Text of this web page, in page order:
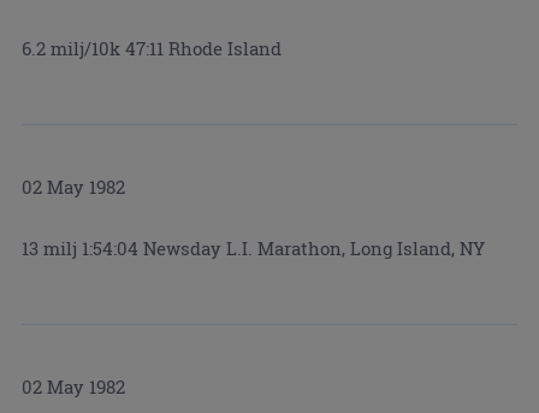
6.2 milj/10k 47:11 Rhode Island
02 May 1982
13 milj 1:54:04 Newsday L.I. Marathon, Long Island, NY
02 May 1982